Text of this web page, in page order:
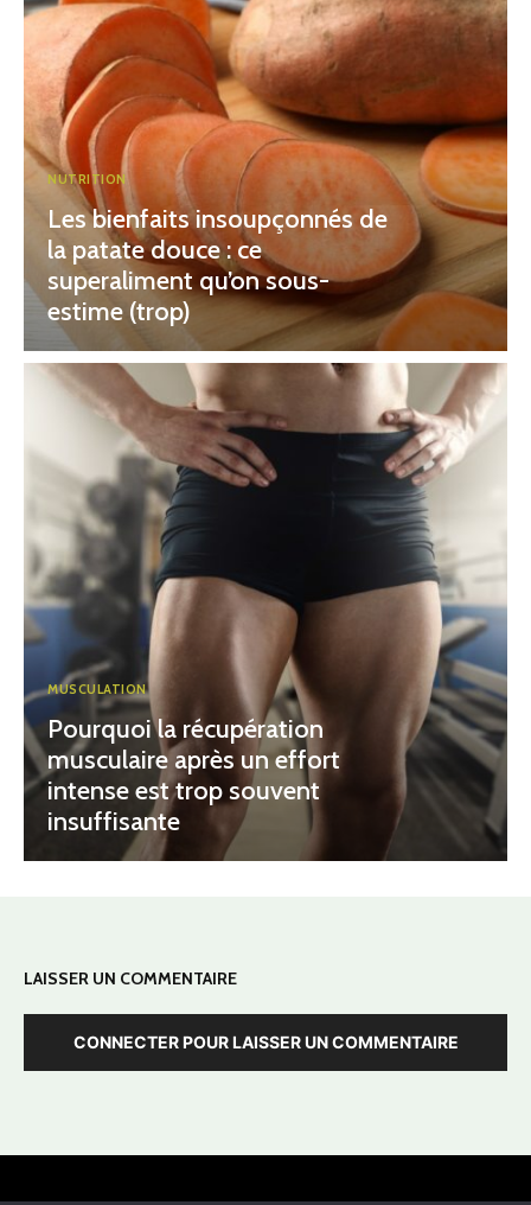
NUTRITION
Les bienfaits insoupçonnés de
la patate douce : ce
superaliment qu’on sous-
estime (trop)
MUSCULATION
Pourquoi la récupération
musculaire après un effort
intense est trop souvent
insuffisante
LAISSER UN COMMENTAIRE
CONNECTER POUR LAISSER UN COMMENTAIRE